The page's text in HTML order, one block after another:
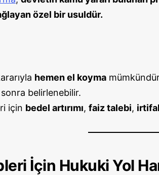
özel bir usuldür.
hemen el koyma
belirlenebilir.
için bedel artırımı, faiz talebi,
İçin Hukuki Yol